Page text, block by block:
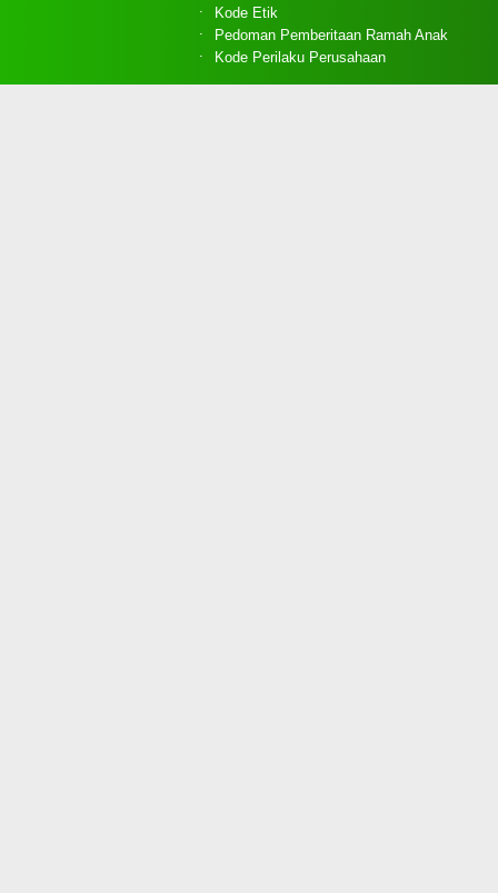
Kode Etik
Pedoman Pemberitaan Ramah Anak
Kode Perilaku Perusahaan